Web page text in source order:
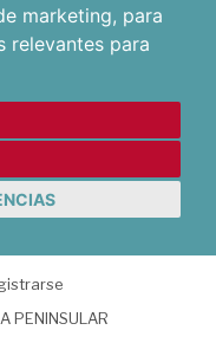
marketing, para
relevantes para
PENINSULAR